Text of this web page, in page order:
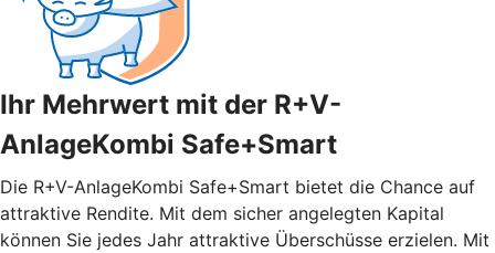
Ihr Mehrwert mit der R+V-
AnlageKombi Safe+Smart
Die R+V-AnlageKombi Safe+Smart bietet die Chance auf
attraktive Rendite. Mit dem sicher angelegten Kapital
können Sie jedes Jahr attraktive Überschüsse erzielen. Mit